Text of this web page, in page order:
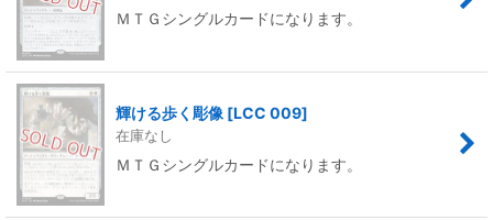
ＭＴＧシングルカードになります。
輝ける歩く彫像 [LCC 009]
在庫なし
ＭＴＧシングルカードになります。